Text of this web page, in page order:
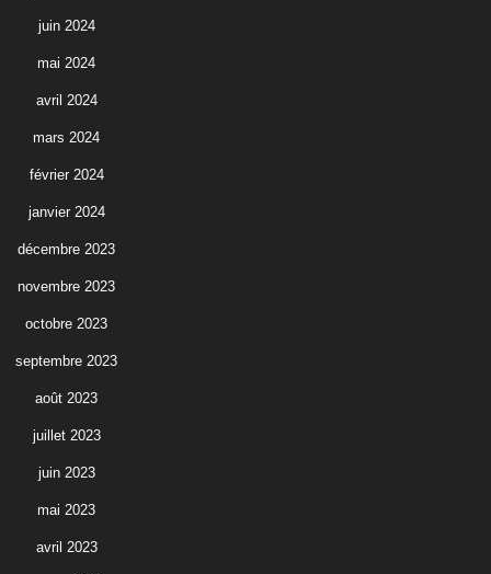
juin 2024
mai 2024
avril 2024
mars 2024
février 2024
janvier 2024
décembre 2023
novembre 2023
octobre 2023
septembre 2023
août 2023
juillet 2023
juin 2023
mai 2023
avril 2023